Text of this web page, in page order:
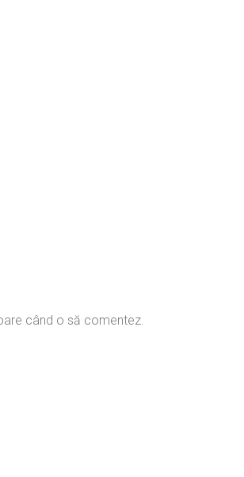
când o să comentez.